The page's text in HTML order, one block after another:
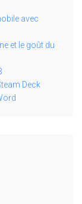
avec
et le goût du
Deck